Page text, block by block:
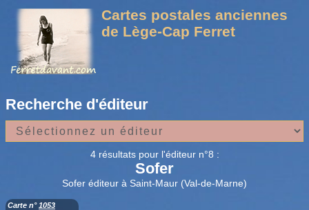
Cartes postales anciennes
de Lège-Cap Ferret
Recherche d'éditeur
4 résultats pour l'éditeur n°8 :
Sofer
Sofer éditeur à Saint-Maur (Val-de-Marne)
Carte n°1053